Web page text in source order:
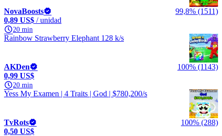
NovaBoosts
99,8% (1511)
0,89 US$ / unidad
20 min
Rainbow Strawberry Elephant 128 k/s
AKDen
100% (1143)
0,99 US$
20 min
Yess My Examen | 4 Traits | God | $780,200/s
TvRots
100% (288)
0,50 US$